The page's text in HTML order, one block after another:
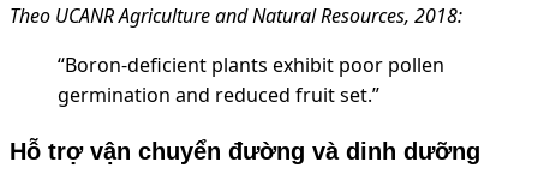
Theo UCANR Agriculture and Natural Resources, 2018:
“Boron-deficient plants exhibit poor pollen
germination and reduced fruit set.”
Hỗ trợ vận chuyển đường và dinh dưỡng